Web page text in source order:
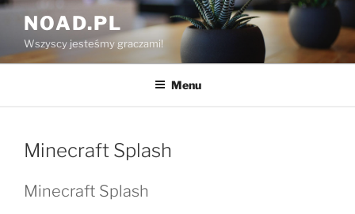
Przejdź
treści
NOAD.PL
Wszyscy jesteśmy graczami!
Menu
Minecraft Splash
Minecraft Splash